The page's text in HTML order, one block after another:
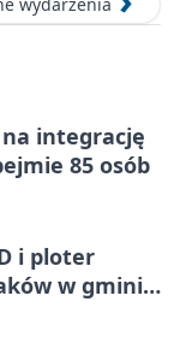
integrację
85 osób
i ploter
w gminie